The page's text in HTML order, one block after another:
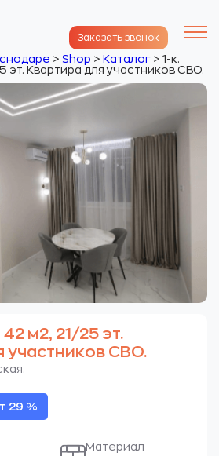
Заказать звонок
> Shop > Каталог > 1-к.
эт. Квартира для участников СВО.
м2, 21/25 эт.
участников СВО.
29 %
Материал